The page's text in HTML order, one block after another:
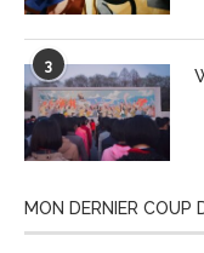
3
MON DERNIER COUP